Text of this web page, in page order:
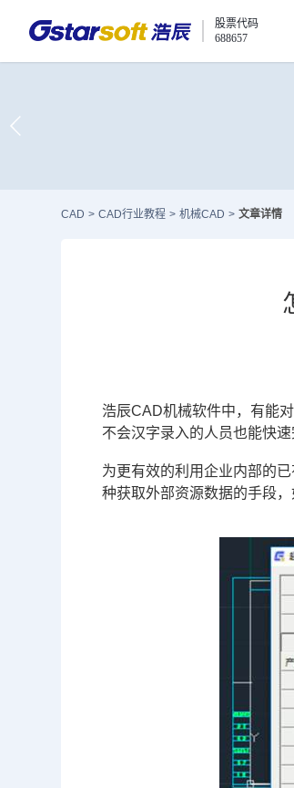
股票代码
688657
CAD > CAD行业教程 > 机械CAD > 文章详情
浩辰CAD机械软件中，有能
不会汉字录入的人员也能快速
为更有效的利用企业内部的
种获取外部资源数据的手段